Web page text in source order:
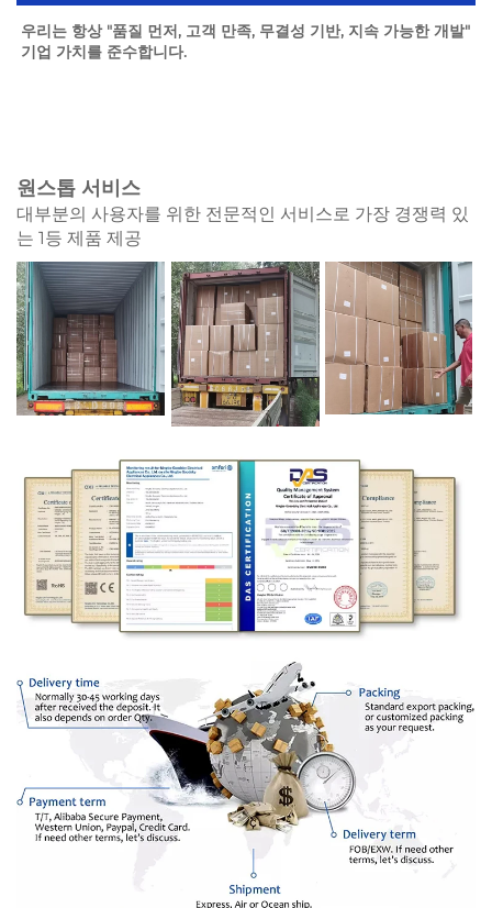
우리는 항상 "품질 먼저, 고객 만족, 무결성 기반, 지속 가능한 개발"
기업 가치를 준수합니다.
원스톱 서비스
대부분의 사용자를 위한 전문적인 서비스로 가장 경쟁력 있
는 1등 제품 제공